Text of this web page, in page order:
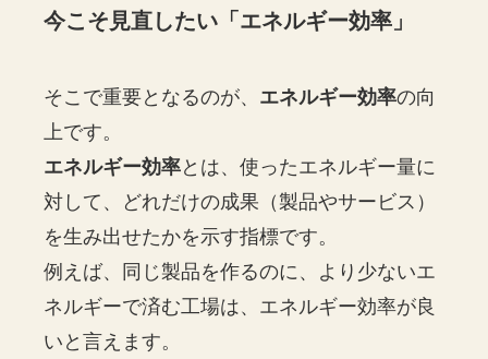
今こそ見直したい「エネルギー効率」
そこで重要となるのが、 エネルギー効率の向
上です。
エネルギー効率とは、使ったエネルギー量に
対して、どれだけの成果（製品やサービス）
を生み出せたかを示す指標です。
例えば、同じ製品を作るのに、より少ないエ
ネルギーで済む工場は、エネルギー効率が良
いと言えます。